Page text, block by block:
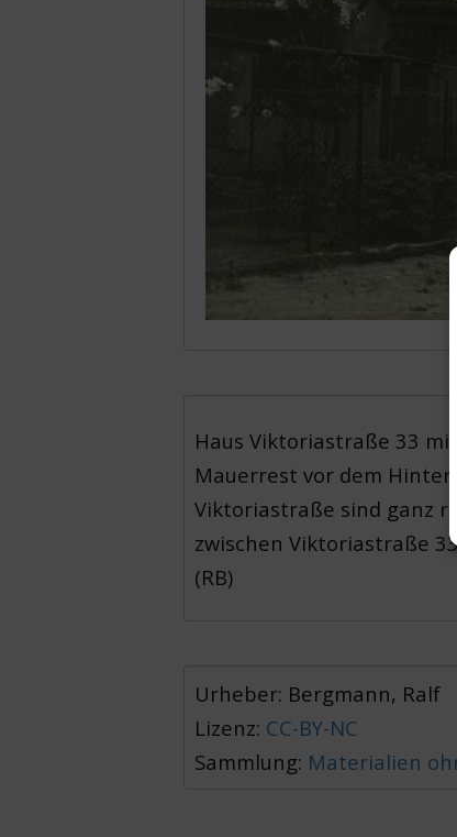
Haus Viktoriastraße 33
Mauerrest vor dem
Viktoriastraße sind ganz
zwischen Viktoriastraße
(RB)
Urheber: Bergmann, Ralf
Lizenz: CC-BY-NC
Sammlung: Materialien